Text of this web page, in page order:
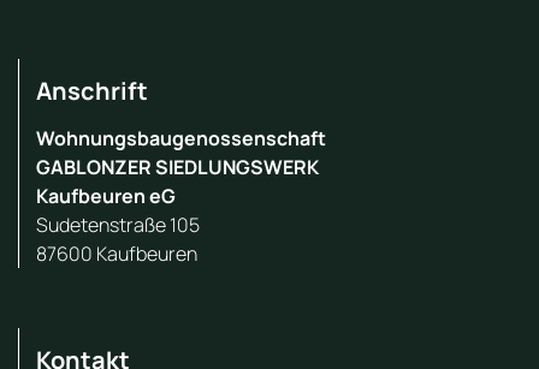
Anschrift
Wohnungsbaugenossenschaft
GABLONZER SIEDLUNGSWERK
Kaufbeuren eG
Sudetenstraße 105
87600 Kaufbeuren
Kontakt